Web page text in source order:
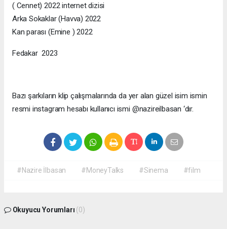
( Cennet) 2022 internet dizisi
Arka Sokaklar (Havva) 2022
Kan parası (Emine ) 2022
Fedakar 2023
Bazı şarkıların klip çalışmalarında da yer alan güzel isim ismin
resmi instagram hesabı kullanıcı ismi @nazireilbasan ‘dır.
#Nazire İlbasan #MoneyTalks #Sinema #film
Okuyucu Yorumları (0)